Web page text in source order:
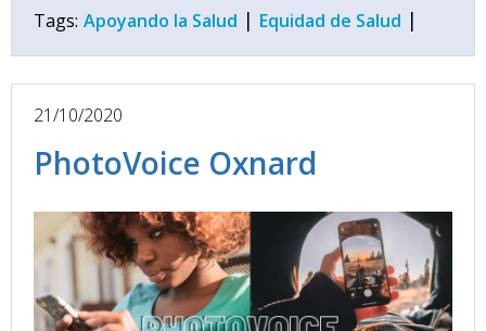
Tags: Apoyando la Salud | Equidad de Salud |
21/10/2020
PhotoVoice Oxnard